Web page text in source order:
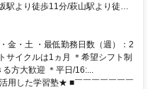
私服勤務｜有給休暇あり｜定時
駅より徒歩11分/萩山駅より徒歩
金・土 ・最低勤務日数（週）：2
サイクルは1ヵ月 ＊希望シフト制
方大歓迎 ＊平日/16:...
用した学習塾★ ■￣￣￣￣￣￣￣